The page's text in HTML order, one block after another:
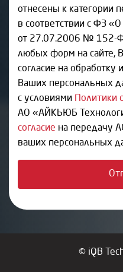
отнесены к категории
в соответствии с ФЗ
от 27.07.2006 № 152-
любых форм на сайте,
согласие на обработку
Ваших персональных
с условиями
Политики
АО «АЙКЬЮБ
согласие на передачу
ваших персональных
© iQB